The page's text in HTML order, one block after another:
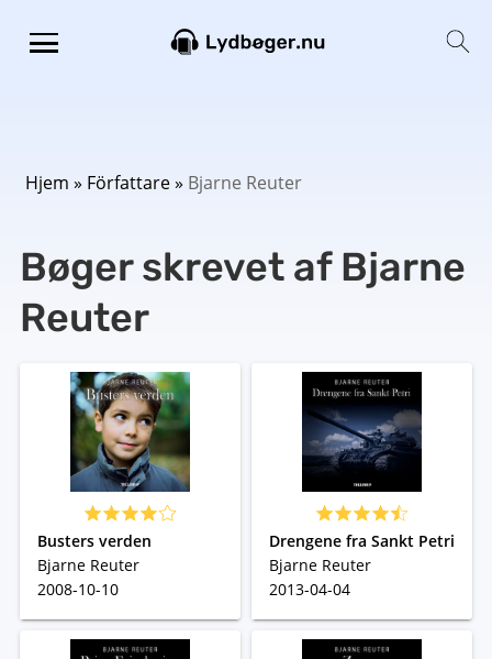
Hjem » Författare» Bjarne Reuter
Bøger skrevet af Bjarne
Reuter
Busters verden
Bjarne Reuter
2008-10-10
Drengene fra Sankt Petri
Bjarne Reuter
2013-04-04